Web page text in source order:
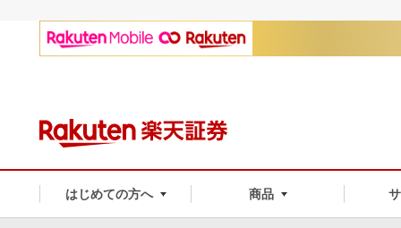
はじめての方へ 商品